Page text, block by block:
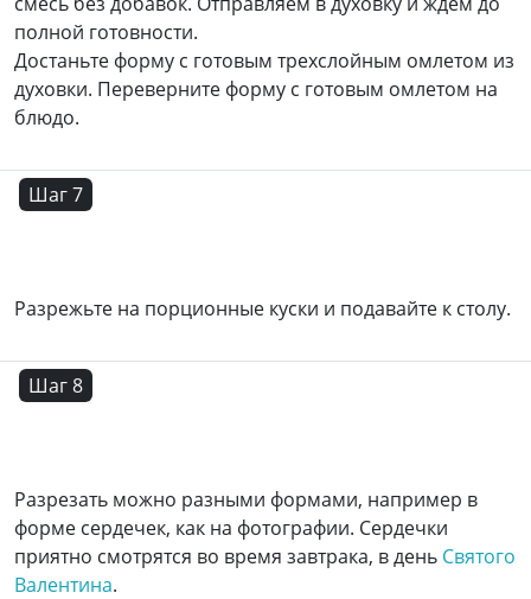
полной готовности.
Достаньте форму с готовым трехслойным омлетом из
духовки. Переверните форму с готовым омлетом на
блюдо.
Шаг 7
Разрежьте на порционные куски и подавайте к столу.
Шаг 8
Разрезать можно разными формами, например в
форме сердечек, как на фотографии. Сердечки
приятно смотрятся во время завтрака, в день Святого
Валентина.